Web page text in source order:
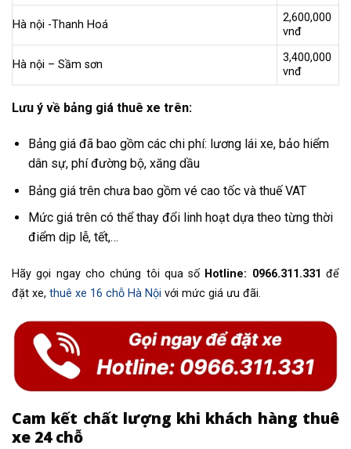
Hà nội -Thanh Hoá
2,600,000
vnđ
Hà nội – Sầm sơn
3,400,000
vnđ
Lưu ý về bảng giá thuê xe trên:
Bảng giá đã bao gồm các chi phí: lương lái xe, bảo hiểm
dân sự, phí đường bộ, xăng dầu
Bảng giá trên chưa bao gồm vé cao tốc và thuế VAT
Mức giá trên có thể thay đổi linh hoạt dựa theo từng thời
điểm dịp lễ, tết,…
Hãy gọi ngay cho chúng tôi qua số Hotline: 0966.311.331 để
đặt xe, thuê xe 16 chỗ Hà Nội với mức giá ưu đãi.
Cam kết chất lượng khi khách hàng thuê
xe 24 chỗ